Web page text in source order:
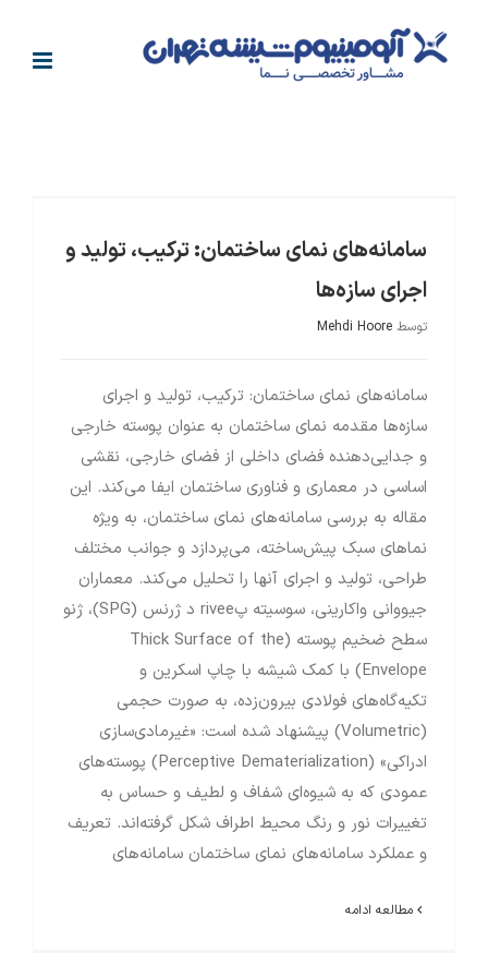
سامانه‌های نمای ساختمان: ترکیب، تولید و
اجرای سازه‌ها
توسط Mehdi Hoore
سامانه‌های نمای ساختمان: ترکیب، تولید و اجرای
سازه‌ها مقدمه نمای ساختمان به عنوان پوسته خارجی
و جدایی‌دهنده فضای داخلی از فضای خارجی، نقشی
اساسی در معماری و فناوری ساختمان ایفا می‌کند. این
مقاله به بررسی سامانه‌های نمای ساختمان، به ویژه
نماهای سبک پیش‌ساخته، می‌پردازد و جوانب مختلف
طراحی، تولید و اجرای آنها را تحلیل می‌کند. معماران
جیووانی واکارینی، سوسیته پrivee د ژرنس (SPG)، ژنو
سطح ضخیم پوسته (Thick Surface of the
Envelope) با کمک شیشه با چاپ اسکرین و
تکیه‌گاه‌های فولادی بیرون‌زده، به صورت حجمی
(Volumetric) پیشنهاد شده است: «غیرمادی‌سازی
ادراکی» (Perceptive Dematerialization) پوسته‌های
عمودی که به شیوه‌ای شفاف و لطیف و حساس به
تغییرات نور و رنگ محیط اطراف شکل گرفته‌اند. تعریف
و عملکرد سامانه‌های نمای ساختمان سامانه‌های
مطالعه ادامه